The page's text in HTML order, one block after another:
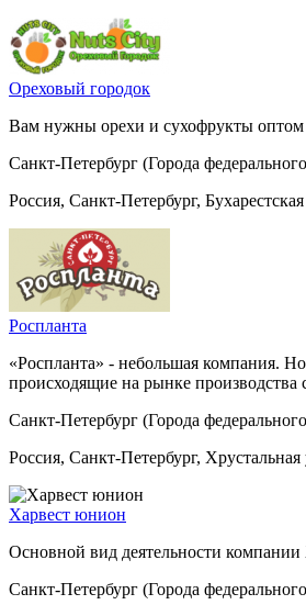
Ореховый городок
Вам нужны орехи и сухофрукты оптом
Санкт-Петербург (Города
Россия, Санкт-Петербург,
Роспланта
«Роспланта» - небольшая компания.
происходящие на рынке
Санкт-Петербург (Города
Россия, Санкт-Петербург,
Харвест юнион
Основной вид деятельности
Санкт-Петербург (Города